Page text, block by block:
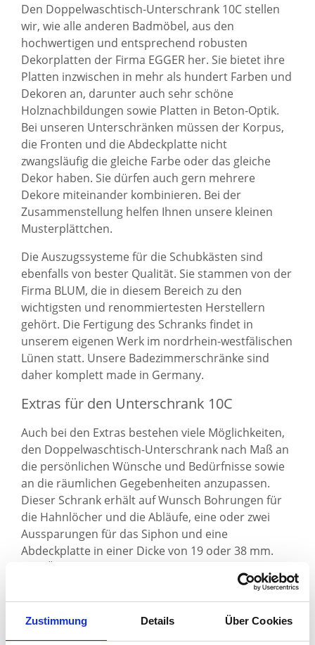
Zustimmung Details Über Cookies
Den Doppelwaschtisch-Unterschrank 10C stellen
wir, wie alle anderen Badmöbel, aus den
hochwertigen und entsprechend robusten
Dekorplatten der Firma EGGER her. Sie bietet ihre
Platten inzwischen in mehr als hundert Farben und
Dekoren an, darunter auch sehr schöne
Holznachbildungen sowie Platten in Beton-Optik.
Bei unseren Unterschränken müssen der Korpus,
die Fronten und die Abdeckplatte nicht
zwangsläufig die gleiche Farbe oder das gleiche
Dekor haben. Sie dürfen auch gern mehrere
Dekore miteinander kombinieren. Bei der
Zusammenstellung helfen Ihnen unsere kleinen
Musterplättchen.
Die Auszugssysteme für die Schubkästen sind
ebenfalls von bester Qualität. Sie stammen von der
Firma BLUM, die in diesem Bereich zu den
wichtigsten und renommiertesten Herstellern
gehört. Die Fertigung des Schranks findet in
unserem eigenen Werk im nordrhein-westfälischen
Lünen statt. Unsere Badezimmerschränke sind
daher komplett made in Germany.
Extras für den Unterschrank 10C
Auch bei den Extras bestehen viele Möglichkeiten,
den Doppelwaschtisch-Unterschrank nach Maß an
die persönlichen Wünsche und Bedürfnisse sowie
an die räumlichen Gegebenheiten anzupassen.
Dieser Schrank erhält auf Wunsch Bohrungen für
die Hahnlöcher und die Abläufe, eine oder zwei
Aussparungen für das Siphon und eine
Abdeckplatte in einer Dicke von 19 oder 38 mm.
zur verdeckten Anbringung von Handtuchhaltern
ist ebenfalls möglich.
Den Unterschrank 10C statten wir Ihnen mit einem